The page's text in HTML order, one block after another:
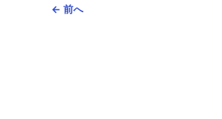
← 前へ